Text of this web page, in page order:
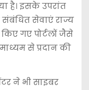
है। इसके उपरांत
सेवाएं राज्य
किए गए पोर्टलों जैसे
से प्रदान की
ने भी साइबर